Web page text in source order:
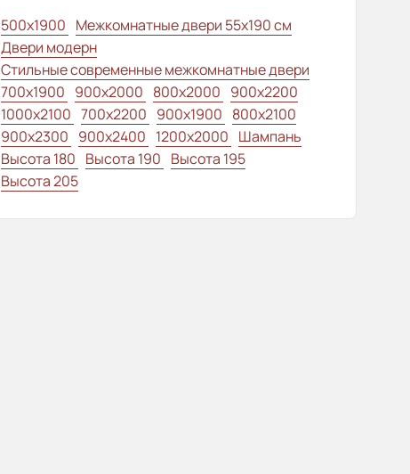
500x1900 Межкомнатные двери 55х190 см
Двери модерн
Стильные современные межкомнатные двери
700x1900 900x2000 800x2000 900x2200
1000x2100 700x2200 900x1900 800x2100
900x2300 900x2400 1200x2000 Шампань
Высота 180 Высота 190 Высота 195
Высота 205